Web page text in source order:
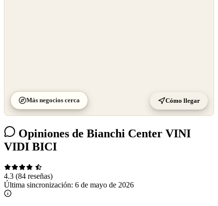
Más negocios cerca Cómo llegar
Opiniones de Bianchi Center VINI
VIDI BICI
4.3 (84 reseñas)
Última sincronización: 6 de mayo de 2026